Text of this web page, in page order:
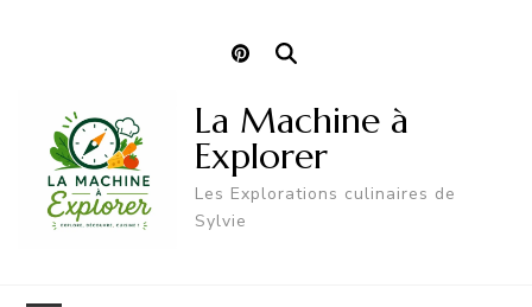
La Machine à
Explorer
Les Explorations culinaires de
Sylvie